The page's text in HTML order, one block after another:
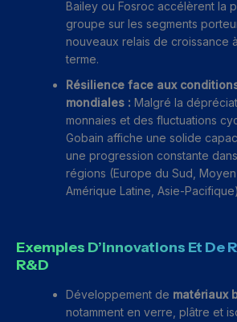
Bailey ou Fosroc accélèrent la
groupe sur les segments
nouveaux relais de croissance
terme.
Résilience face aux
mondiales : Malgré la
monnaies et des fluctuations
Gobain affiche une solide
une progression constante
régions (Europe du Sud,
Amérique Latine, Asie-
Exemples D’innovations Et De
R&D
Développement de matériaux
notamment en verre, plâtre et